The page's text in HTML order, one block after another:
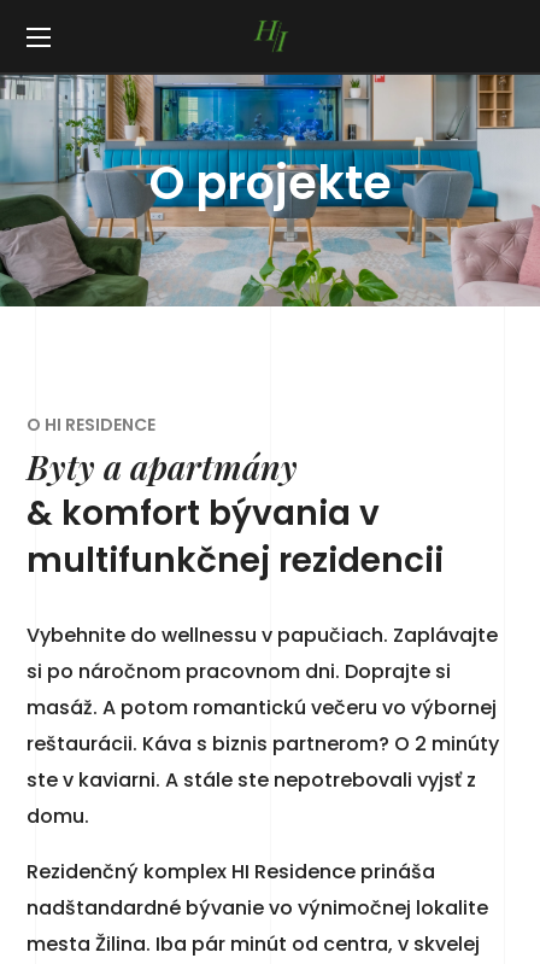
O projekte
O HI RESIDENCE
Byty a apartmány
& komfort bývania v
multifunkčnej rezidencii
Vybehnite do wellnessu v papučiach. Zaplávajte
si po náročnom pracovnom dni. Doprajte si
masáž. A potom romantickú večeru vo výbornej
reštaurácii. Káva s biznis partnerom? O 2 minúty
ste v kaviarni. A stále ste nepotrebovali vyjsť z
domu.
Rezidenčný komplex HI Residence prináša
nadštandardné bývanie vo výnimočnej lokalite
mesta Žilina. Iba pár minút od centra, v skvelej